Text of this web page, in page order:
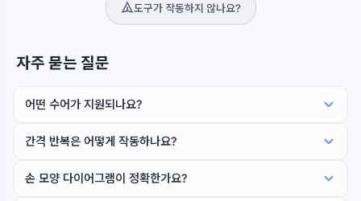
도구가 작동하지 않나요?
자주 묻는 질문
어떤 수어가 지원되나요?
간격 반복은 어떻게 작동하나요?
손 모양 다이어그램이 정확한가요?